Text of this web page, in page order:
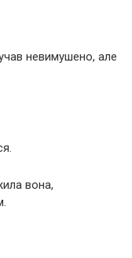
невимушено, але
вона,